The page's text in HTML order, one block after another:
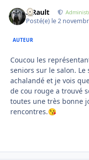
S.Rault
Posté(e) le 2
AUTEUR
Coucou les
seniors sur le salon.
achalandé et je vois
de cou rouge a trouvé
toutes une très bonne
rencontres.😘